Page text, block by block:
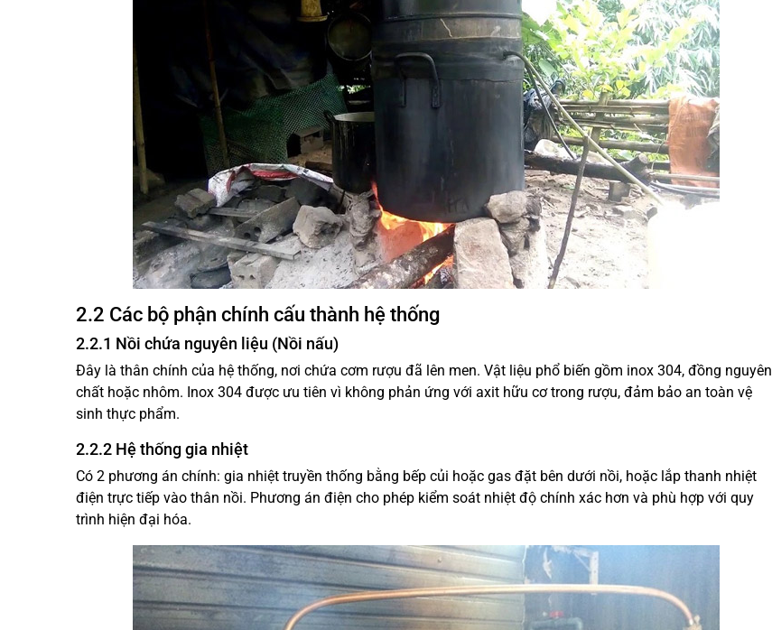
2.2 Các bộ phận chính cấu thành hệ thống
2.2.1 Nồi chứa nguyên liệu (Nồi nấu)
Đây là thân chính của hệ thống, nơi chứa cơm rượu đã lên men. Vật liệu phổ biến gồm inox 304, đồng nguyên
chất hoặc nhôm. Inox 304 được ưu tiên vì không phản ứng với axit hữu cơ trong rượu, đảm bảo an toàn vệ
sinh thực phẩm.
2.2.2 Hệ thống gia nhiệt
Có 2 phương án chính: gia nhiệt truyền thống bằng bếp củi hoặc gas đặt bên dưới nồi, hoặc lắp thanh nhiệt
điện trực tiếp vào thân nồi. Phương án điện cho phép kiểm soát nhiệt độ chính xác hơn và phù hợp với quy
trình hiện đại hóa.